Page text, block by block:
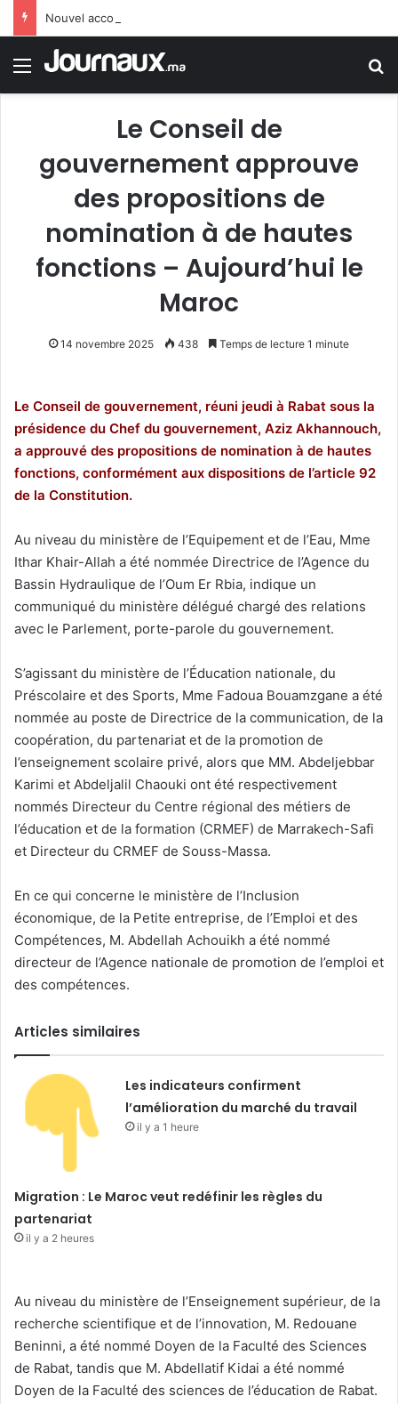
Menu
Le Conseil de
gouvernement approuve
des propositions de
nomination à de hautes
fonctions – Aujourd’hui le
Maroc
14 novembre 2025 438 Temps de lecture 1 minute
Le Conseil de gouvernement, réuni jeudi à Rabat sous la
présidence du Chef du gouvernement, Aziz Akhannouch,
a approuvé des propositions de nomination à de hautes
fonctions, conformément aux dispositions de l’article 92
de la Constitution.
Au niveau du ministère de l’Equipement et de l’Eau, Mme
Ithar Khair-Allah a été nommée Directrice de l’Agence du
Bassin Hydraulique de l’Oum Er Rbia, indique un
communiqué du ministère délégué chargé des relations
avec le Parlement, porte-parole du gouvernement.
S’agissant du ministère de l’Éducation nationale, du
Préscolaire et des Sports, Mme Fadoua Bouamzgane a été
nommée au poste de Directrice de la communication, de la
coopération, du partenariat et de la promotion de
l’enseignement scolaire privé, alors que MM. Abdeljebbar
Karimi et Abdeljalil Chaouki ont été respectivement
nommés Directeur du Centre régional des métiers de
l’éducation et de la formation (CRMEF) de Marrakech-Safi
et Directeur du CRMEF de Souss-Massa.
En ce qui concerne le ministère de l’Inclusion
économique, de la Petite entreprise, de l’Emploi et des
Compétences, M. Abdellah Achouikh a été nommé
directeur de l’Agence nationale de promotion de l’emploi et
des compétences.
Articles similaires
Les indicateurs confirment
l’amélioration du marché du travail
il y a 1 heure
Migration : Le Maroc veut redéfinir les règles du
partenariat
il y a 2 heures
Au niveau du ministère de l’Enseignement supérieur, de la
recherche scientifique et de l’innovation, M. Redouane
Beninni, a été nommé Doyen de la Faculté des Sciences
de Rabat, tandis que M. Abdellatif Kidai a été nommé
Doyen de la Faculté des sciences de l’éducation de Rabat.